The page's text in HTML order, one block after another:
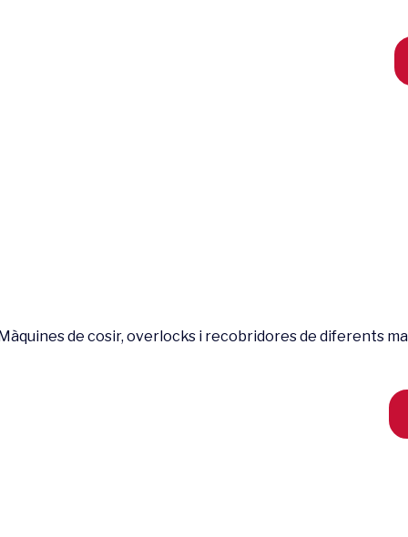
de cosir, overlocks i recobridores de diferents